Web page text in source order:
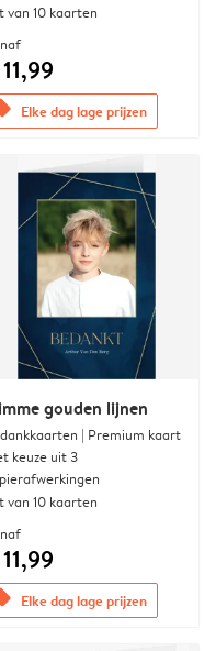
van 10 kaarten
Elke dag lage prijzen
gouden lijnen
| Premium kaart
keuze uit 3
van 10 kaarten
Elke dag lage prijzen